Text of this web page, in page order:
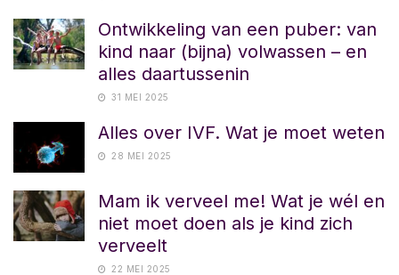
Ontwikkeling van een puber: van
kind naar (bijna) volwassen – en
alles daartussenin
31 MEI 2025
Alles over IVF. Wat je moet weten
28 MEI 2025
Mam ik verveel me! Wat je wél en
niet moet doen als je kind zich
verveelt
22 MEI 2025